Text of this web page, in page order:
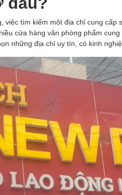
việc tìm kiếm một địa chỉ cung
cửa hàng văn phòng phẩm
những địa chỉ uy tín, có kinh